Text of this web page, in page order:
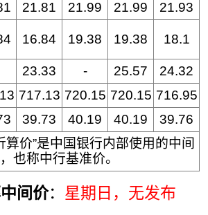
21.81 21.99 21.99
21.93
16.84 19.38 19.38 18.1
23.33 - 25.57
24.32
717.13 720.15 720.15 716.95
39.73 40.19 40.19
39.76
算价”是中国银行内部使用的中间
也称中行基准价。
间价： 星期日 ，无发布